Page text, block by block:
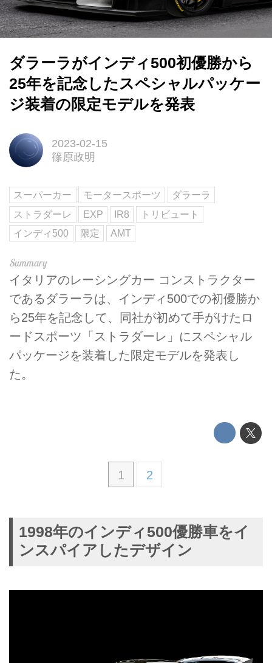
ダラーラがインディ500初優勝から
25年を記念したスペシャルパッケー
ジ装着の限定モデルを発表
2023-02-15
篠原政明
スーパーカー モータースポーツ
ダラーラ
ストラダーレ
EXP IR8
トリビュート
インディ500
限定 AMT
イタリアのレーシングカー コンストラクター
であるダラーラは、インディ500での初優勝か
ら25年を記念して、同社が初めて手がけたロ
ードスポーツ「ストラダーレ」にスペシャル
パッケージを装着した限定モデルを発表し
た。
1 2
1998年のインディ500優勝車をイ
ンスパイアしたデザイン